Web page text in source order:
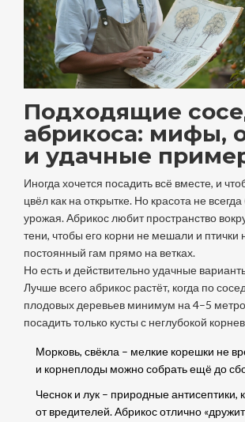
Подходящие
абрикоса: мифы,
и удачные
Иногда хочется посадить всё вместе, и
цвёл как на открытке. Но красота не
урожая. Абрикос любит пространство
тени, чтобы его корни не мешали и птички
постоянный гам прямо на ветках.
Но есть и действительно удачные
Лучше всего абрикос растёт, когда по
плодовых деревьев минимум на 4–5
посадить только кусты с неглубокой
Морковь, свёкла – мелкие корешки не
и корнеплоды можно собрать ещё до
Чеснок и лук – природные антисептики,
от вредителей. Абрикос отлично